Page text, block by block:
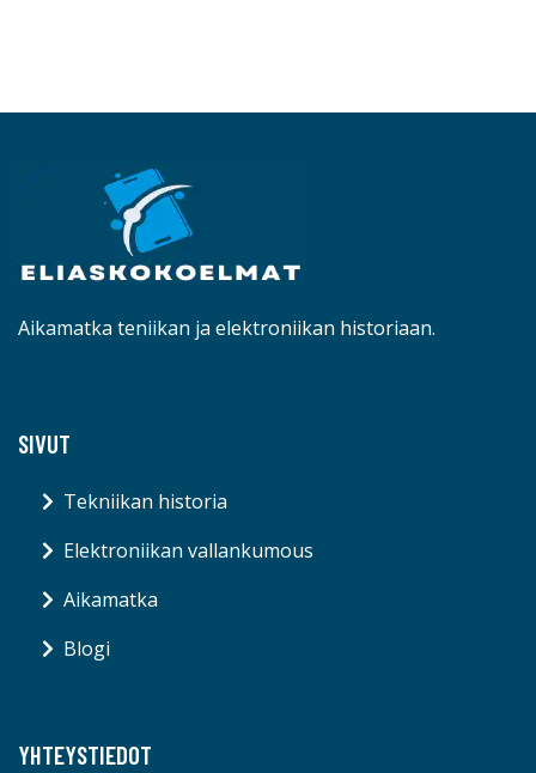
Aikamatka teniikan ja elektroniikan historiaan.
SIVUT
Tekniikan historia
Elektroniikan vallankumous
Aikamatka
Blogi
YHTEYSTIEDOT